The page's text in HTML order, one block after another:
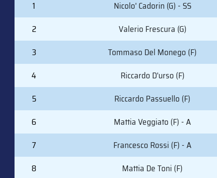
1 Nicolo' Cadorin (G) - SS
2
Valerio Frescura (G)
3
Tommaso Del Monego (F)
4
Riccardo D'urso (F)
5
Riccardo Passuello (F)
6
Mattia Veggiato (F) - A
7
Francesco Rossi (F) - A
8
Mattia De Toni (F)